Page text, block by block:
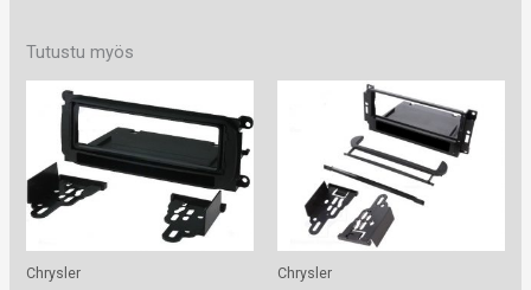
Tutustu myös
Chrysler Chrysler